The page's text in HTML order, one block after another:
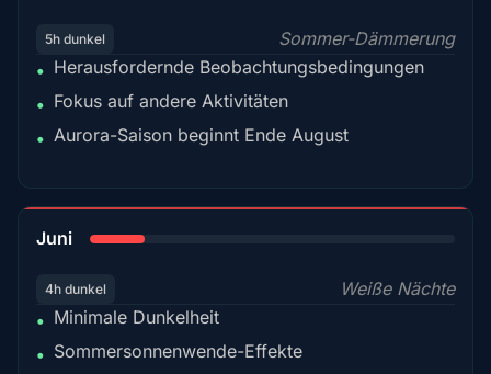
5h dunkel
Sommer-Dämmerung
• Herausfordernde Beobachtungsbedingungen
• Fokus auf andere Aktivitäten
• Aurora-Saison beginnt Ende August
Juni
4h dunkel
Weiße Nächte
• Minimale Dunkelheit
• Sommersonnenwende-Effekte